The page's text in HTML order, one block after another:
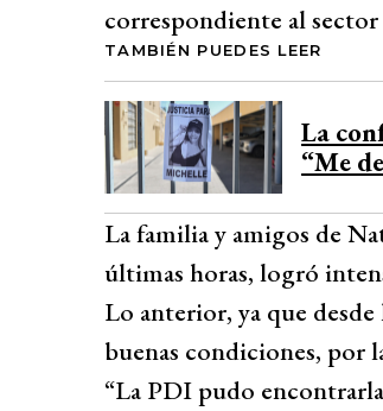
correspondiente al sector
TAMBIÉN PUEDES LEER
La
“Me
La familia y amigos de
últimas horas, logró
Lo anterior, ya que
buenas condiciones, por
“La PDI pudo